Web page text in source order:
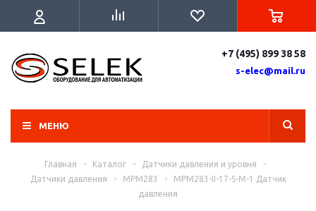
+7 (495) 899 38 58
s-elec@mail.ru
МЕНЮ
Главная - Каталог - Датчики давления и уровня
-
Датчики давления
- MPM283 -
MPM283-II-17-S-M-1 Датчик
давления